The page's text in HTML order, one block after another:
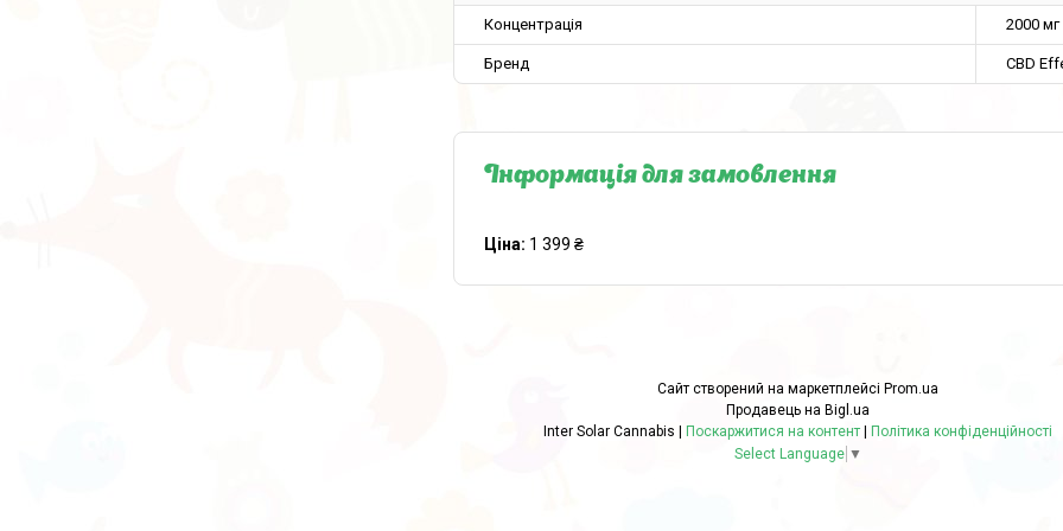
Концентрація 2000 мг
Бренд CBD
Інформація для замовлення
Ціна: 1 399 ₴
Сайт створений на маркетплейсі Prom.ua
Продавець на Bigl.ua
Поскаржитися на контент
Політика конфіденційності
Select Language ▼